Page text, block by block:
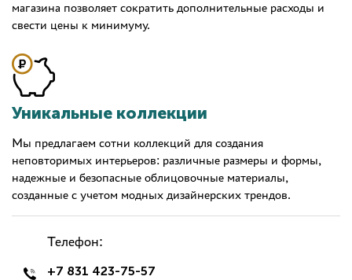
магазина позволяет сократить дополнительные расходы и
свести цены к минимуму.
Уникальные коллекции
Мы предлагаем сотни коллекций для создания
неповторимых интерьеров: различные размеры и формы,
надежные и безопасные облицовочные материалы,
созданные с учетом модных дизайнерских трендов.
Телефон:
+7 831 423-75-57